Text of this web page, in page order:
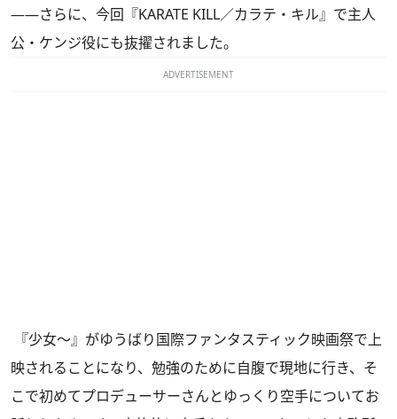
――さらに、今回『KARATE KILL／カラテ・キル』で主人
公・ケンジ役にも抜擢されました。
ADVERTISEMENT
『少女～』がゆうばり国際ファンタスティック映画祭で上
映されることになり、勉強のために自腹で現地に行き、そ
こで初めてプロデューサーさんとゆっくり空手についてお